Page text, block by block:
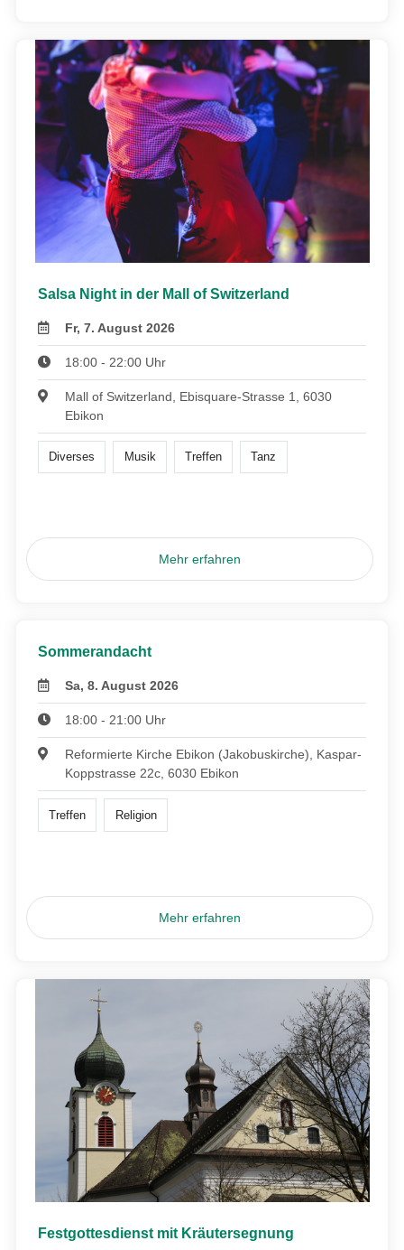
Salsa Night in der Mall of Switzerland
Fr, 7. August 2026
18:00 - 22:00 Uhr
Mall of Switzerland, Ebisquare-Strasse 1, 6030
Ebikon
Diverses Musik Treffen Tanz
Mehr erfahren
Sommerandacht
Sa, 8. August 2026
18:00 - 21:00 Uhr
Reformierte Kirche Ebikon (Jakobuskirche), Kaspar-
Koppstrasse 22c, 6030 Ebikon
Treffen Religion
Mehr erfahren
Festgottesdienst mit Kräutersegnung